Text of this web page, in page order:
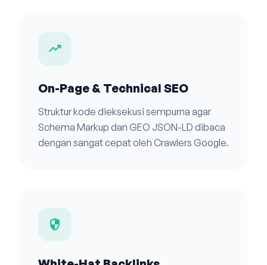
trending_up
On-Page & Technical SEO
Struktur kode dieksekusi sempurna agar
Schema Markup dan GEO JSON-LD dibaca
dengan sangat cepat oleh Crawlers Google.
security